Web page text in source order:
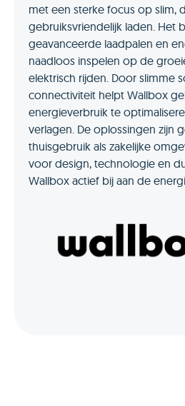
met een sterke focus op slim,
gebruiksvriendelijk laden. Het
geavanceerde laadpalen en
naadloos inspelen op de
elektrisch rijden. Door slimme
connectiviteit helpt Wallbox
energieverbruik te
verlagen. De oplossingen zijn
thuisgebruik als zakelijke
voor design, technologie en
Wallbox actief bij aan de